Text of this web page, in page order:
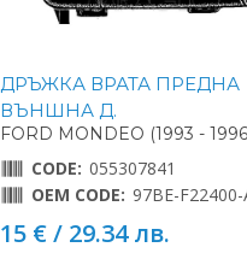
ДРЪЖКА ВРАТА ПРЕДНА
ВЪНШНА Д.
FORD MONDEO (1993 -
CODE: 055307841
OEM CODE: 97BE-F22400-
15 € / 29.34 лв.